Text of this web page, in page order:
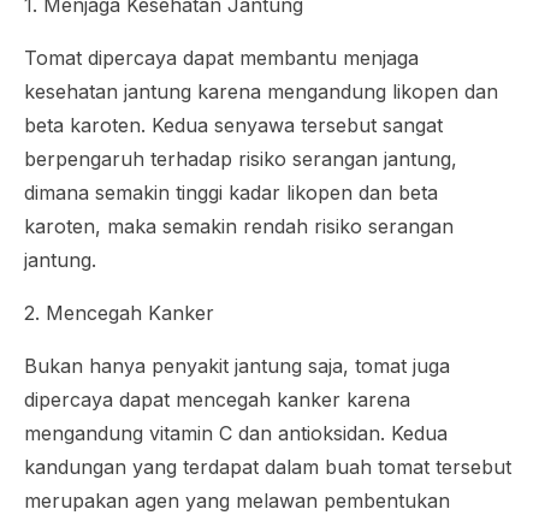
1. Menjaga Kesehatan Jantung
Tomat dipercaya dapat membantu menjaga
kesehatan jantung karena mengandung likopen dan
beta karoten. Kedua senyawa tersebut sangat
berpengaruh terhadap risiko serangan jantung,
dimana semakin tinggi kadar likopen dan beta
karoten, maka semakin rendah risiko serangan
jantung.
2. Mencegah Kanker
Bukan hanya penyakit jantung saja, tomat juga
dipercaya dapat mencegah kanker karena
mengandung vitamin C dan antioksidan. Kedua
kandungan yang terdapat dalam buah tomat tersebut
merupakan agen yang melawan pembentukan